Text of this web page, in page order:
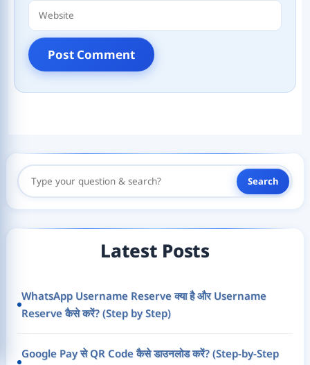
Website
Search
Search
Latest Posts
WhatsApp Username Reserve क्या है और Username
Reserve कैसे करें? (Step by Step)
Google Pay से QR Code कैसे डाउनलोड करें? (Step-by-Step